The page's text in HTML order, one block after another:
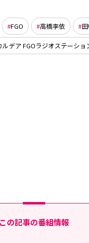
FGO 高橋李依
デア FGOラジオステーショ
この記事の番組情報